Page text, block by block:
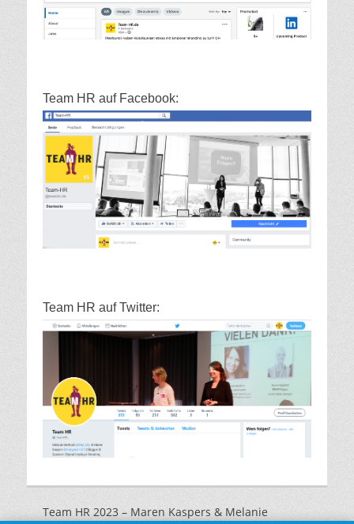
Team HR auf Facebook:
Team HR auf Twitter:
Team HR 2023 – Maren Kaspers & Melanie